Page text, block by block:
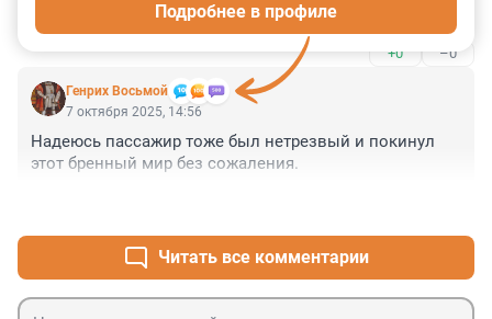
Вск как обычно, до безобразия....
+0 –0
Генрих Восьмой
Подробнее в профиле
7 октября 2025, 14:56
Надеюсь пассажир тоже был нетрезвый и покинул
этот бренный мир без сожаления.
Читать все комментарии